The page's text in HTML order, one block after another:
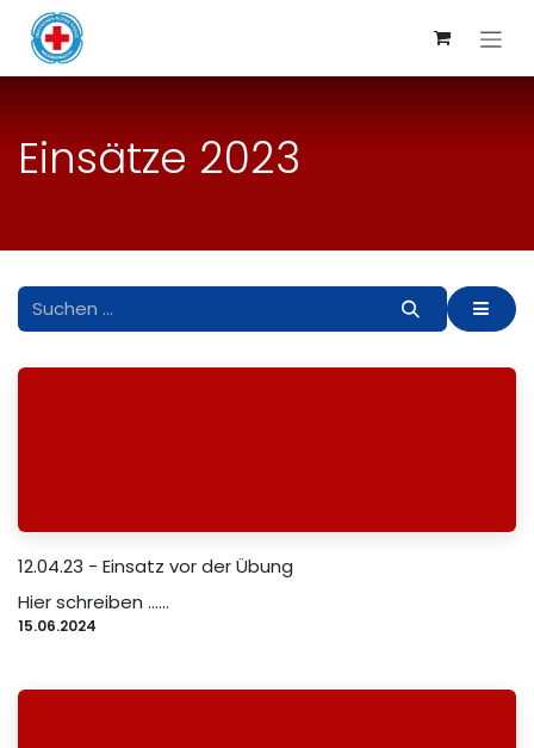
Zum Inhalt springen
Einsätze 2023
12.04.23 - Einsatz vor der Übung
Hier schreiben …...
15.06.2024